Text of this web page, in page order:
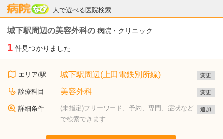
人で選べる医院検索
病院なび
城下駅周辺の美容外科の 病院・クリニック
1 件見つかりました
エリア/駅 城下駅周辺(上田電鉄別所線) 変更
診療科目 美容外科 変更
詳細条件
(未指定)フリーワード、予約、専門、症状など
で検索できます
追加